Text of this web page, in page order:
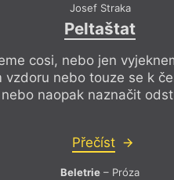
Josef Straka
Peltaštat
cosi, nebo jen
vzdoru nebo touze se k
naopak naznačit
Přečíst
Beletrie – Próza